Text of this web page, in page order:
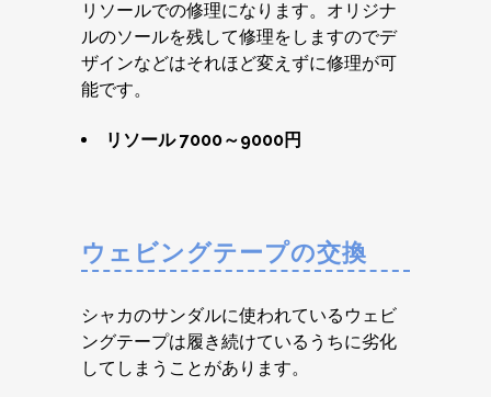
リソールでの修理になります。オリジナ
ルのソールを残して修理をしますのでデ
ザインなどはそれほど変えずに修理が可
能です。
リソール 7000～9000円
ウェビングテープの交換
シャカのサンダルに使われているウェビ
ングテープは履き続けているうちに劣化
してしまうことがあります。